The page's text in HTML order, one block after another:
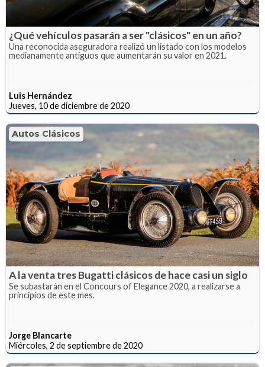
¿Qué vehículos pasarán a ser "clásicos" en un año?
Una reconocida aseguradora realizó un listado con los modelos
medianamente antiguos que aumentarán su valor en 2021.
Luis Hernández
Jueves, 10 de diciembre de 2020
Autos Clásicos
A la venta tres Bugatti clásicos de hace casi un siglo
Se subastarán en el Concours of Elegance 2020, a realizarse a
principios de este mes.
Jorge Blancarte
Miércoles, 2 de septiembre de 2020